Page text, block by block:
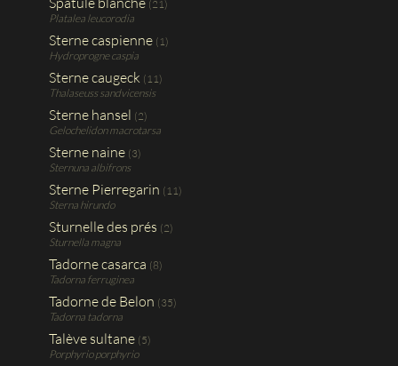
(21)
Platalea leucorodia
Sterne caspienne (1)
Hydroprogne caspia
Sterne caugeck (11)
Thalaseuss sandvicensis
Sterne hansel (2)
Gelochelidon macrotarsa
Sterne naine (3)
Sternuna albifrons
Sterne Pierregarin (11)
Sterna hirundo
Sturnelle des prés (2)
Sturnella magna
Tadorne casarca (8)
Tadorna ferruginea
Tadorne de Belon (35)
Tadorna tadorna
Talève sultane (5)
Porphyrio porphyrio